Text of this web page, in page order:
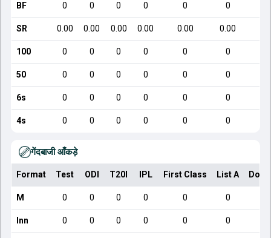
BF 0 0 0 0 0 0
SR 0.00 0.00 0.00 0.00 0.00 0.00
100 0 0 0 0 0 0
50 0 0 0 0 0 0
6s 0 0 0 0 0 0
4s 0 0 0 0 0 0
गेंदबाजी आँकड़े
Format Test ODI T20I IPL First Class List A
M 0 0 0 0 0 0
Inn 0 0 0 0 0 0